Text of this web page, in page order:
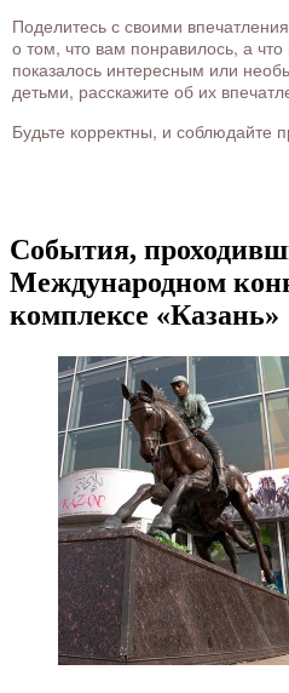
Поделитесь с своими
о том, что вам понравилось, а
показалось интересным или
детьми, расскажите об их
Будьте корректны, и соблюдайте
События,
Международном
комплексе «Казань»